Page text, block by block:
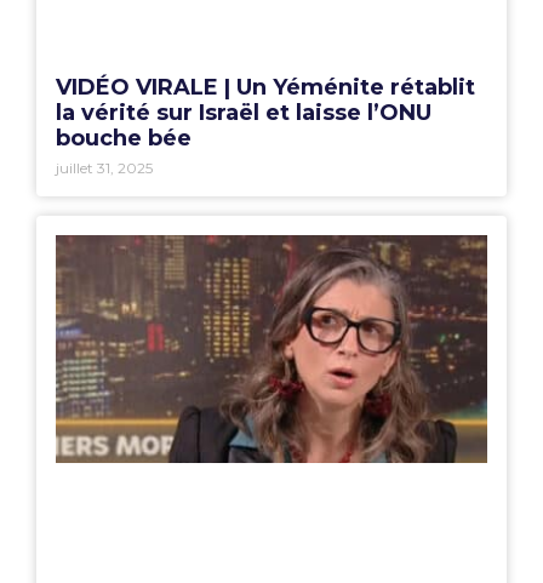
VIDÉO VIRALE | Un Yéménite rétablit
la vérité sur Israël et laisse l’ONU
bouche bée
juillet 31, 2025